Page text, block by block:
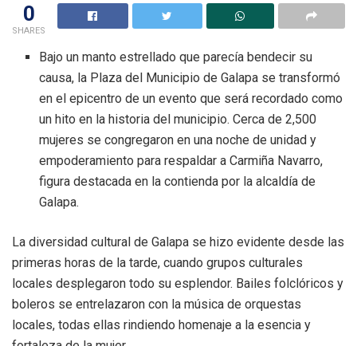
0
SHARES
Bajo un manto estrellado que parecía bendecir su
causa, la Plaza del Municipio de Galapa se transformó
en el epicentro de un evento que será recordado como
un hito en la historia del municipio. Cerca de 2,500
mujeres se congregaron en una noche de unidad y
empoderamiento para respaldar a Carmiña Navarro,
figura destacada en la contienda por la alcaldía de
Galapa.
La diversidad cultural de Galapa se hizo evidente desde las
primeras horas de la tarde, cuando grupos culturales
locales desplegaron todo su esplendor. Bailes folclóricos y
boleros se entrelazaron con la música de orquestas
locales, todas ellas rindiendo homenaje a la esencia y